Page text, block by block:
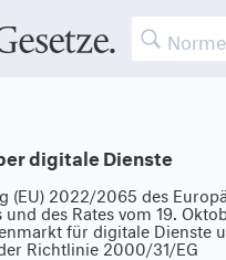
digitale Dienste
(EU) 2022/2065 des
und des Rates vom 19.
für digitale Dienste
Richtlinie 2000/31/EG
der
für Anbieter von
den Abschluss von
mit
für Kleinst- und